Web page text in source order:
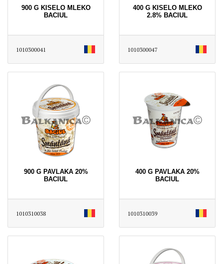
900 G KISELO MLEKO
BACIUL
1010300041
400 G KISELO MLEKO
2.8% BACIUL
1010300047
900 G PAVLAKA 20%
BACIUL
1010310038
400 G PAVLAKA 20%
BACIUL
1010310039